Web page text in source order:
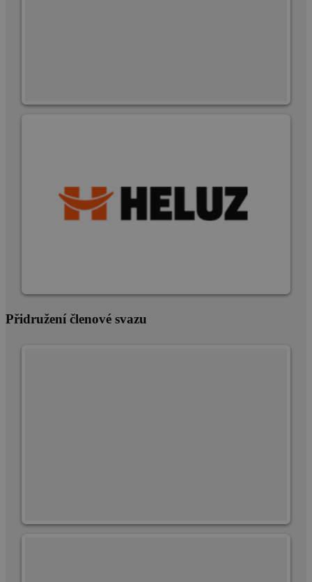
Přidružení členové svazu